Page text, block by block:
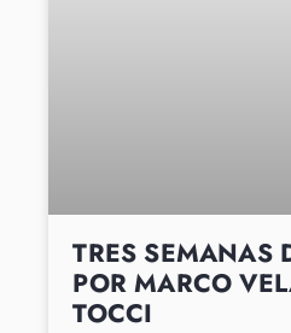
TRES SEMANAS
POR MARCO
TOCCI